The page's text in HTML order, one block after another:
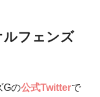
ルフェンズ
Gの公式Twitterで